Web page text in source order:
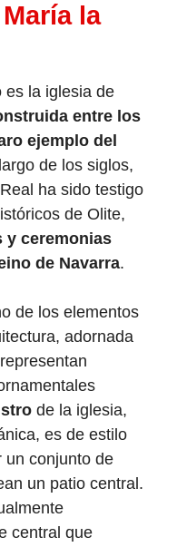
la
es la iglesia de
entre los
ejemplo del
de los siglos,
ha sido testigo
de Olite,
y ceremonias
de Navarra.
de los elementos
adornada
de la iglesia,
es de estilo
un conjunto de
un patio central.
central que